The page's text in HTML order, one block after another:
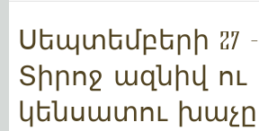
Սեպտեմբերի 27 -
Տիրոջ ազնիվ ու
կենսատու խաչը